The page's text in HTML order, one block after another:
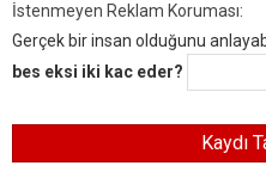
İstenmeyen Reklam Koruması:
Gerçek bir insan olduğunu
bes eksi iki kac eder?